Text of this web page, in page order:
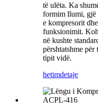
të ulëta. Ka
formim llumi, gjë
e kompresorit
funksionimit.
në kushte
përshtatshme
tipit vidë.
hetimdetaje